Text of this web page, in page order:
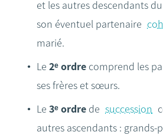
et les autres descendants
son éventuel partenaire
marié.
Le 2ᵉ ordre comprend les
ses frères et sœurs.
Le 3ᵉ ordre de succession
autres ascendants : grands-